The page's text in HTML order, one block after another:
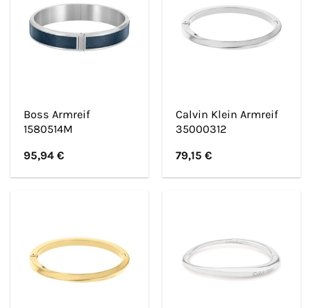
Boss Armreif
1580514M
95,94€
Calvin Klein Armreif
35000312
79,15€